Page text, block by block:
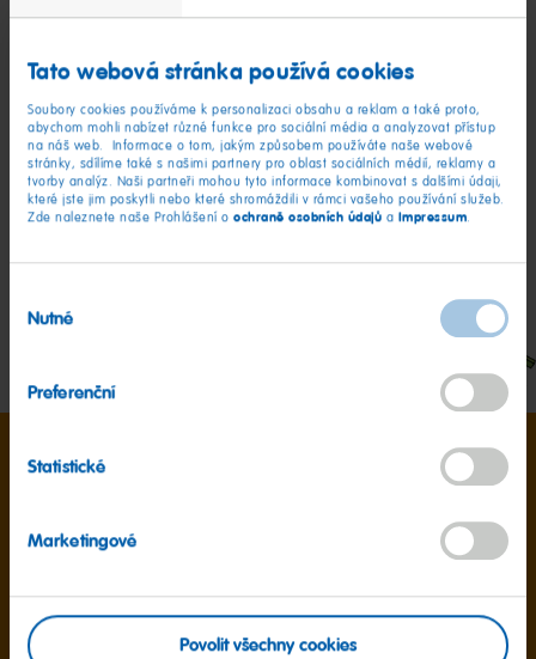
Tato webová stránka používá cookies
Soubory cookies používáme k personalizaci obsahu a reklam a také proto,
abychom mohli nabízet různé funkce pro sociální média a analyzovat přístup
na náš web. Informace o tom, jakým způsobem používáte naše webové
stránky, sdílíme také s našimi partnery pro oblast sociálních médií, reklamy a
tvorby analýz. Naši partneři mohou tyto informace kombinovat s dalšími údaji,
které jste jim poskytli nebo které shromáždili v rámci vašeho používání služeb.
Zde naleznete naše Prohlášení o ochraně osobních údajů a Impressum.
souhlasu
Nutné
Preferenční
Statistické
Marketingové
Povolit všechny cookies
Peaches
Jste připraveni na radost z ovoce? Pak jsou broskve
HARIBO to pravé. Naše měkké, ovocné želé broskve
jsou sladké, sametové a neuvěřitelně lahodné.
Energetická hodnota